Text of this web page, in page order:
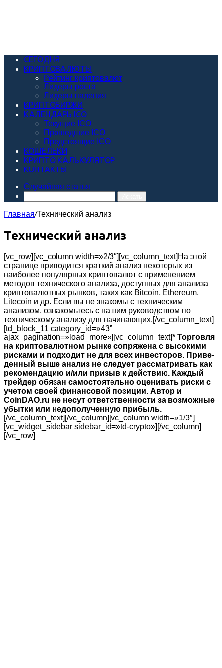
СЕГОДНЯ
КРИПТОВАЛЮТЫ
Рейтинг криптовалют
Лидеры роста
Лидеры падения
КРИПТОБИРЖИ
КАЛЕНДАРЬ ICO
Текущие ICO
Прошедшие ICO
Предстоящие ICO
КОШЕЛЬКИ
КРИПТО КАЛЬКУЛЯТОР
КОНТАКТЫ
Случайная статья
Главная/Технический анализ
Технический анализ
[vc_row][vc_column width=»2/3″][vc_column_text]На этой
странице приводится краткий анализ некоторых из
наиболее популярных криптовалют с применением
методов технического анализа, доступных для анализа
криптовалютных рынков, таких как Bitcoin, Ethereum,
Litecoin и др. Если вы не знакомы с техническим
анализом, ознакомьтесь с нашим руководством по
техническому анализу для начинающих.[/vc_column_text]
[td_block_11 category_id=»43″
ajax_pagination=»load_more»][vc_column_text]* Тор­гов­ля
на крип­то­ва­лют­ном рынке со­пря­же­на с вы­со­кими
рисками и под­хо­дит не для всех ин­ве­сто­ров. При­ве­
ден­ный выше ана­лиз не сле­ду­ет рас­смат­ри­вать как
ре­ко­мен­да­цию и/или при­зыв к дей­ствию. Каж­дый
трей­дер обя­зан са­мо­сто­я­тель­но оце­ни­вать риски с
уче­том своей фи­нан­со­вой по­зи­ции. Автор и
CoinDAO.ru не несут от­ве­тствен­но­сти за воз­мож­ные
убыт­ки или недополученную прибыль.
[/vc_column_text][/vc_column][vc_column width=»1/3″]
[vc_widget_sidebar sidebar_id=»td-crypto»][/vc_column]
[/vc_row]